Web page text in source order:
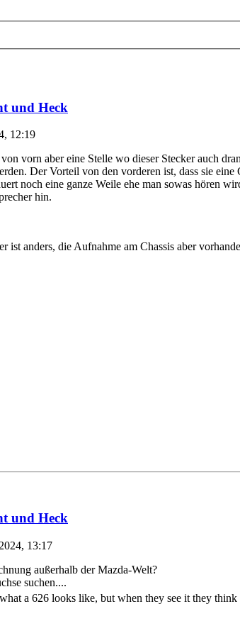
und Heck
12:19
vorn aber eine Stelle wo dieser Stecker auch
Der Vorteil von den vorderen ist, dass sie
noch eine ganze Weile ehe man sowas hören
hin.
ist anders, die Aufnahme am Chassis aber
und Heck
13:17
außerhalb der Mazda-Welt?
suchen....
a 626 looks like, but when they see it they think